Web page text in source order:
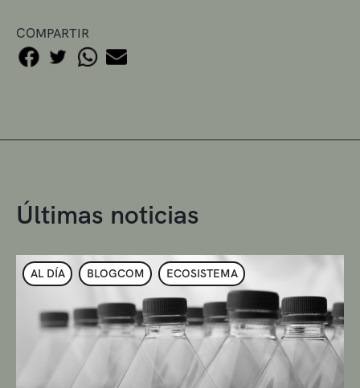
COMPARTIR
Últimas noticias
AL DÍA BLOGCOM ECOSISTEMA